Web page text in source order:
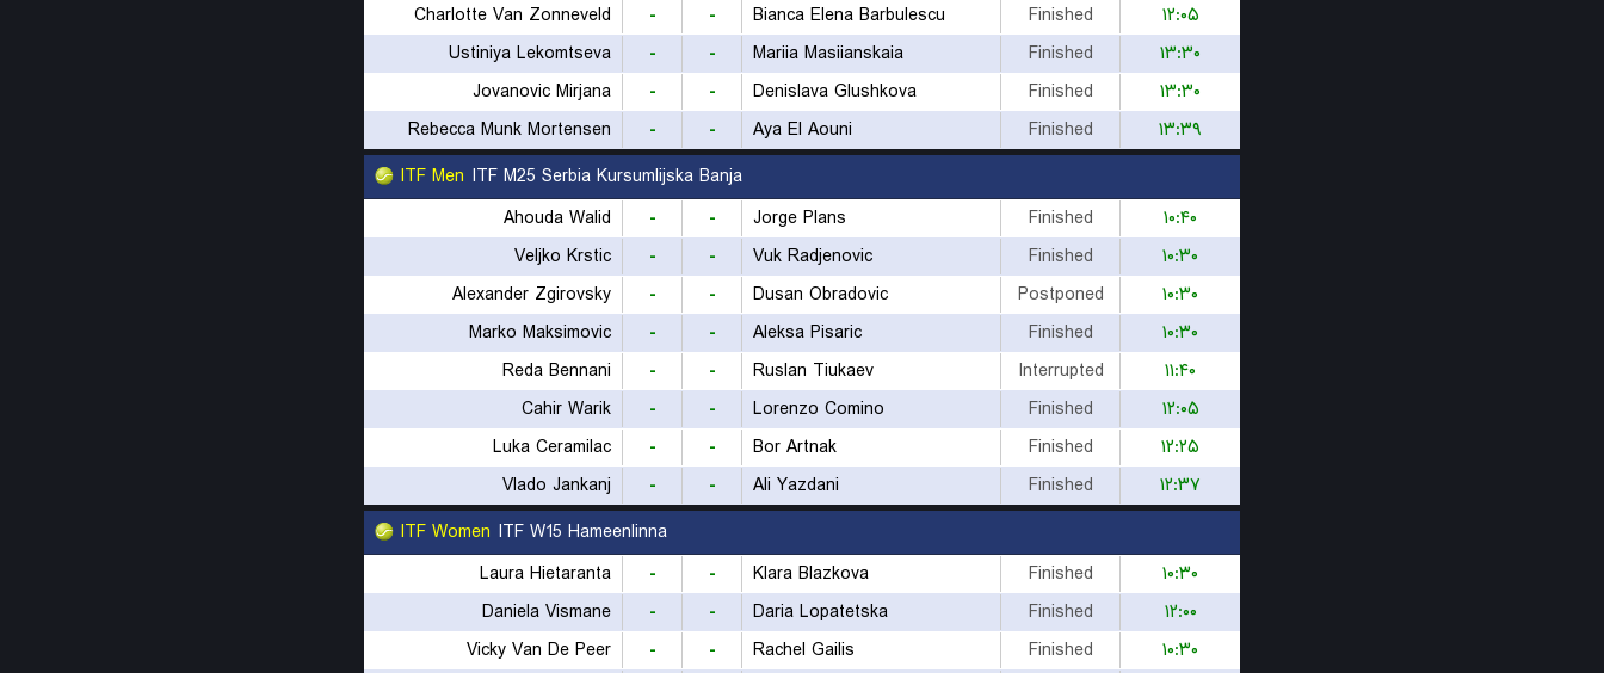
Charlotte Van Zonneveld
- - Bianca Elena Barbulescu Finished
۱۲:۰۵
Ustiniya Lekomtseva
- - Mariia Masiianskaia Finished
۱۳:۳۰
Jovanovic Mirjana
- - Denislava Glushkova Finished
۱۳:۳۰
Rebecca Munk Mortensen
- - Aya El Aouni Finished
۱۳:۳۹
ITF Men ITF M25 Serbia Kursumlijska Banja
Ahouda Walid
- - Jorge Plans Finished
۱۰:۴۰
Veljko Krstic
- - Vuk Radjenovic Finished
۱۰:۳۰
Alexander Zgirovsky
- - Dusan Obradovic Postponed
۱۰:۳۰
Marko Maksimovic
- - Aleksa Pisaric Finished
۱۰:۳۰
Reda Bennani
- - Ruslan Tiukaev Interrupted
۱۱:۴۰
Cahir Warik
- - Lorenzo Comino Finished
۱۲:۰۵
Luka Ceramilac
- - Bor Artnak Finished
۱۲:۲۵
Vlado Jankanj
- - Ali Yazdani Finished
۱۲:۳۷
ITF Women ITF W15 Hameenlinna
Laura Hietaranta
- - Klara Blazkova Finished
۱۰:۳۰
Daniela Vismane
- - Daria Lopatetska Finished
۱۲:۰۰
Vicky Van De Peer
- - Rachel Gailis Finished
۱۰:۳۰